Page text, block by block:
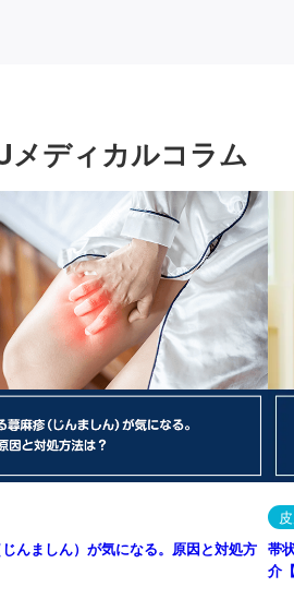
メディカルコラム
んましん）が気になる。原因と対処方 帯
介